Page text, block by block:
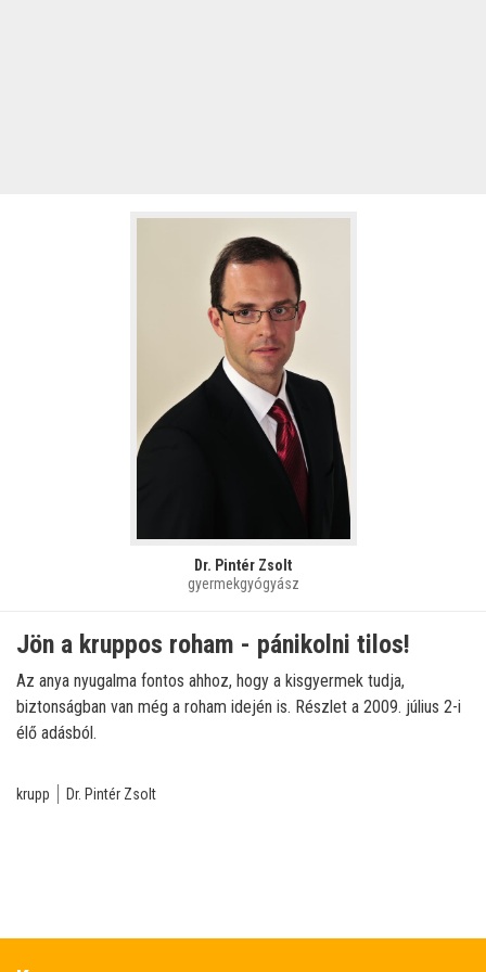
Dr. Pintér Zsolt
gyermekgyógyász
Jön a kruppos roham - pánikolni tilos!
Az anya nyugalma fontos ahhoz, hogy a kisgyermek tudja,
biztonságban van még a roham idején is. Részlet a 2009. július 2-i
élő adásból.
krupp Dr. Pintér Zsolt